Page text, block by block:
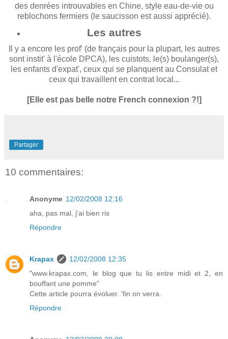
des denrées introuvables en Chine, style eau-de-vie ou
reblochons fermiers (le saucisson est aussi apprécié).
Les autres
Il y a encore les prof' (de français pour la plupart, les autres
sont instit' à l'école DPCA), les cuistots, le(s) boulanger(s),
les enfants d'expat', ceux qui se planquent au Consulat et
ceux qui travaillent en contrat local...
[Elle est pas belle notre French connexion ?!]
Partager
10 commentaires:
Anonyme 12/02/2008 12:16
aha, pas mal, j'ai bien ris
Répondre
Krapax
12/02/2008 12:35
"www.krapax.com, le blog que tu lis entre midi et 2, en
bouffant une pomme"
Cette article pourra évoluer. 'fin on verra.
Répondre